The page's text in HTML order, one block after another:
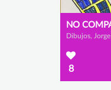
Dibujos, Jorge
8